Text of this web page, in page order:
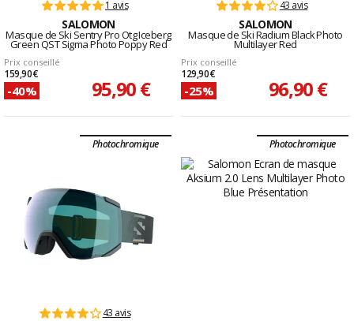
1 avis
SALOMON
Masque de Ski Sentry Pro Otg Iceberg
Green QST Sigma Photo Poppy Red
Prix conseillé
159,90 €
-40% 95,90 €
43 avis
SALOMON
Masque de Ski Radium Black Photo
Multilayer Red
Prix conseillé
129,90 €
-25% 96,90 €
Photochromique
43 avis
Photochromique